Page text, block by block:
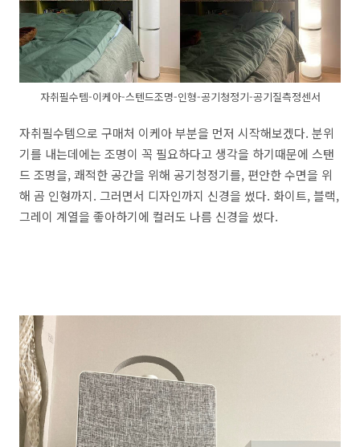
자취필수템-이케아-스텐드조명-인형-공기청정기-공기질측정센서
자취필수템으로 구매처 이케아 부분을 먼저 시작해보겠다. 분위
기를 내는데에는 조명이 꼭 필요하다고 생각을 하기때문에 스탠
드 조명을, 쾌적한 공간을 위해 공기청정기를, 편안한 수면을 위
해 곰 인형까지. 그러면서 디자인까지 신경을 썼다. 화이트, 블랙,
그레이 계열을 좋아하기에 컬러도 나름 신경을 썼다.